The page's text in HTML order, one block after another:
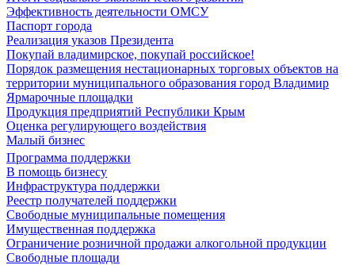
Эффективность деятельности ОМСУ
Паспорт города
Реализация указов Президента
Покупай владимирское, покупай российское!
Порядок размещения нестационарных торговых объектов на
территории муниципального образования город Владимир
Ярмарочные площадки
Продукция предприятий Республики Крым
Оценка регулирующего воздействия
Малый бизнес
Программа поддержки
В помощь бизнесу
Инфраструктура поддержки
Реестр получателей поддержки
Свободные муниципальные помещения
Имущественная поддержка
Ограничение розничной продажи алкогольной продукции
Свободные площади